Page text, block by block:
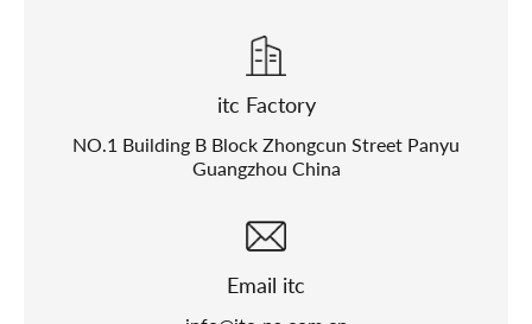
itc Factory
NO.1 Building B Block Zhongcun Street Panyu
Guangzhou China
Email itc